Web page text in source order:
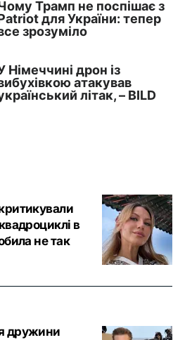
в
не так
дружини